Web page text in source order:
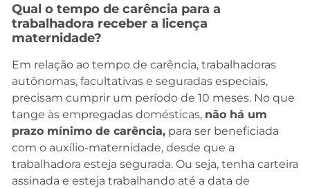
Qual o tempo de carência para a
trabalhadora receber a licença
maternidade?
Em relação ao tempo de carência, trabalhadoras
autônomas, facultativas e seguradas especiais,
precisam cumprir um período de 10 meses. No que
tange às empregadas domésticas, não há um
prazo mínimo de carência, para ser beneficiada
com o auxílio-maternidade, desde que a
trabalhadora esteja segurada. Ou seja, tenha carteira
assinada e esteja trabalhando até a data de